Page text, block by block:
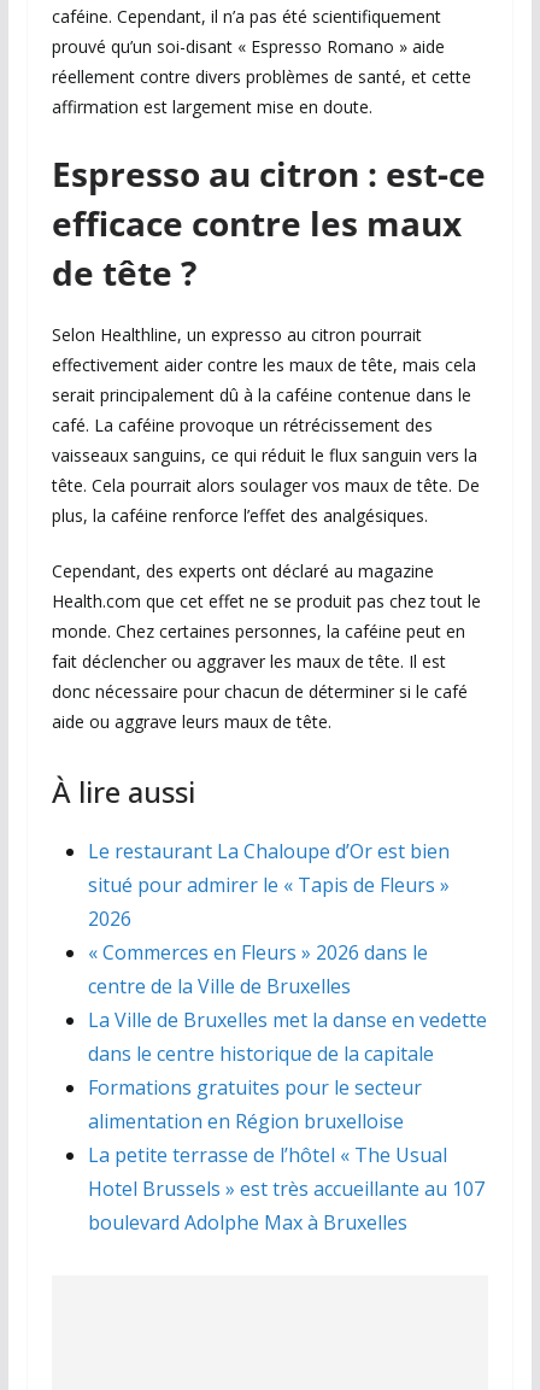
caféine. Cependant, il n’a pas été scientifiquement
prouvé qu’un soi-disant « Espresso Romano » aide
réellement contre divers problèmes de santé, et cette
affirmation est largement mise en doute.
Espresso au citron : est-ce
efficace contre les maux
de tête ?
Selon Healthline, un expresso au citron pourrait
effectivement aider contre les maux de tête, mais cela
serait principalement dû à la caféine contenue dans le
café. La caféine provoque un rétrécissement des
vaisseaux sanguins, ce qui réduit le flux sanguin vers la
tête. Cela pourrait alors soulager vos maux de tête. De
plus, la caféine renforce l’effet des analgésiques.
Cependant, des experts ont déclaré au magazine
Health.com que cet effet ne se produit pas chez tout le
monde. Chez certaines personnes, la caféine peut en
fait déclencher ou aggraver les maux de tête. Il est
donc nécessaire pour chacun de déterminer si le café
aide ou aggrave leurs maux de tête.
À lire aussi
Le restaurant La Chaloupe d’Or est bien
situé pour admirer le « Tapis de Fleurs »
2026
« Commerces en Fleurs » 2026 dans le
centre de la Ville de Bruxelles
La Ville de Bruxelles met la danse en vedette
dans le centre historique de la capitale
Formations gratuites pour le secteur
alimentation en Région bruxelloise
La petite terrasse de l’hôtel « The Usual
Hotel Brussels » est très accueillante au 107
boulevard Adolphe Max à Bruxelles